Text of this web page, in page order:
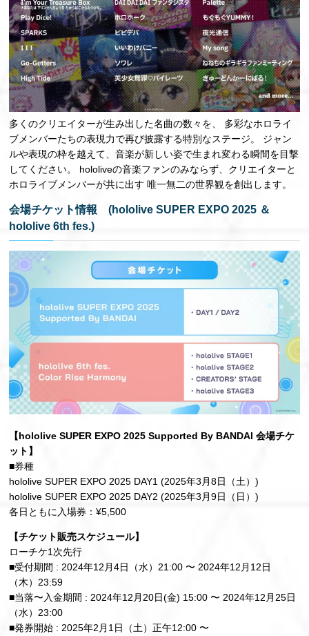
多くのクリエイターが生み出した名曲の数々を、 多彩なホロライ
ブメンバーたちの表現力で再び披露する特別なステージ。 ジャン
ルや表現の枠を越えて、音楽が新しい姿で生まれ変わる瞬間を目撃
してください。 hololiveの音楽ファンのみならず、クリエイターと
ホロライブメンバーが共に出す 唯一無二の世界観を創出します。
会場チケット情報 (hololive SUPER EXPO 2025 ＆
hololive 6th fes.)
【hololive SUPER EXPO 2025 Supported By BANDAI 会場チケ
ット】
■券種
hololive SUPER EXPO 2025 DAY1 (2025年3月8日（土）)
hololive SUPER EXPO 2025 DAY2 (2025年3月9日（日）)
各日ともに入場券：¥5,500
【チケット販売スケジュール】
ローチケ1次先行
■受付期間 : 2024年12月4日（水）21:00 〜 2024年12月12日
（木）23:59
■当落〜入金期間 : 2024年12月20日(金) 15:00 〜 2024年12月25日
（水）23:00
■発券開始 : 2025年2月1日（土）正午12:00 〜